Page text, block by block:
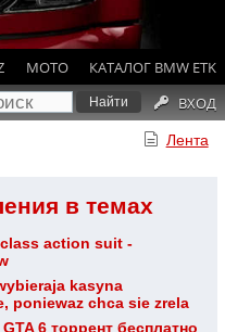
MOTO
КАТАЛОГ BMW ETK
ВХОД
Лента
в темах
action suit -
kasyna
poniewaz chca sie zrela
GTA 6 торрент бесплатно